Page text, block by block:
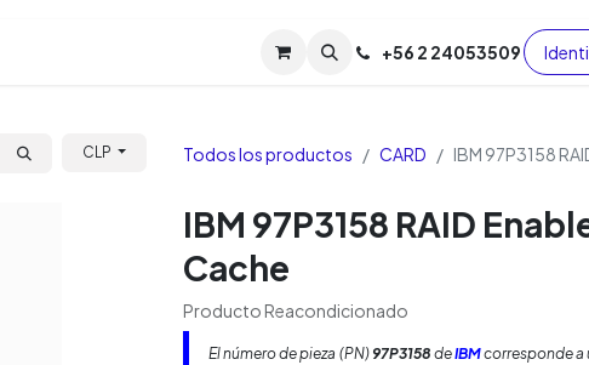
Soporte TPM (CL) Tienda Cursos
+56 2 24053509
CLP Todos los productos CARD IBM 97P3158
IBM 97P3158 RAID
Cache
Producto Reacondicionado
El número de pieza (PN) 97P3158 deIBMcorresponde a